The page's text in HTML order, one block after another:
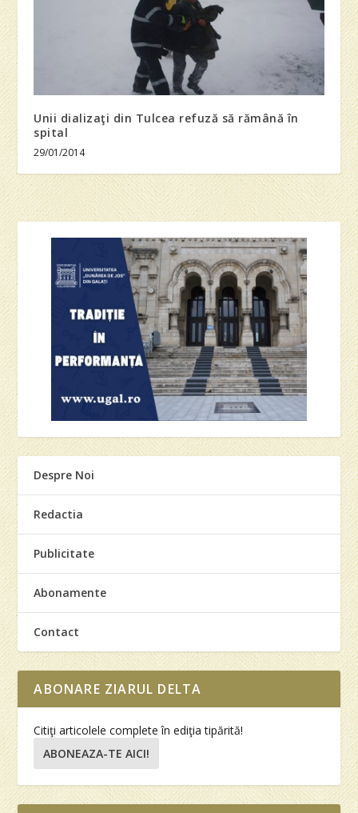
Unii dializaţi din Tulcea refuză să rămână în
spital
29/01/2014
Despre Noi
Redactia
Publicitate
Abonamente
Contact
ABONARE ZIARUL DELTA
Citiţi articolele complete în ediţia tipărită!
ABONEAZA-TE AICI!